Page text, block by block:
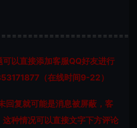
以直接添加客服QQ好友进行
（在线时间9-22）
回复就可能是消息被屏蔽，客
这种情况可以直接文字下方评论